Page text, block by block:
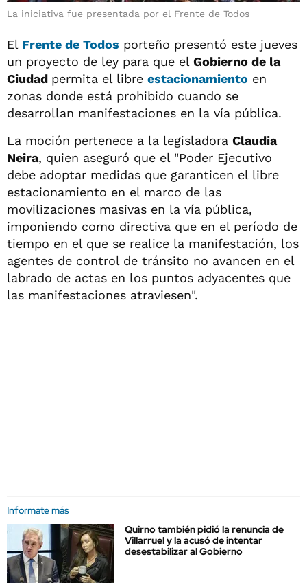
La iniciativa fue presentada por el Frente de Todos
El Frente de Todos porteño presentó este jueves
un proyecto de ley para que el Gobierno de la
Ciudad permita el libre estacionamiento en
zonas donde está prohibido cuando se
desarrollan manifestaciones en la vía pública.
La moción pertenece a la legisladora Claudia
Neira, quien aseguró que el "Poder Ejecutivo
debe adoptar medidas que garanticen el libre
estacionamiento en el marco de las
movilizaciones masivas en la vía pública,
imponiendo como directiva que en el período de
tiempo en el que se realice la manifestación, los
agentes de control de tránsito no avancen en el
labrado de actas en los puntos adyacentes que
las manifestaciones atraviesen".
Informate más
Quirno también pidió la renuncia de
Villarruel y la acusó de intentar
desestabilizar al Gobierno